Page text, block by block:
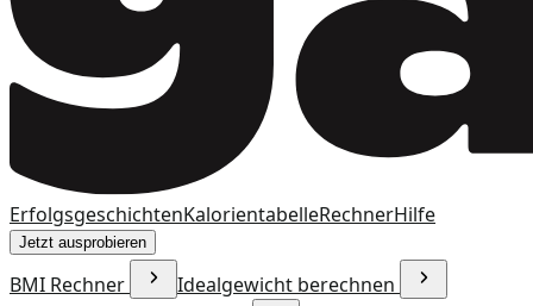
ErfolgsgeschichtenKalorientabelleRechnerHilfe
Jetzt ausprobieren
BMI Rechner
Idealgewicht berechnen